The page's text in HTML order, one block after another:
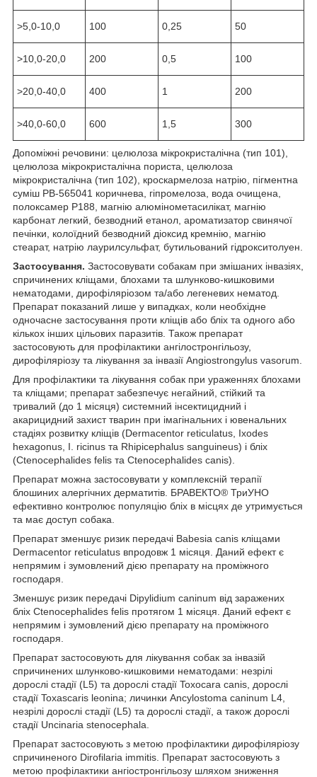
>5,0-10,0 100 0,25 50
>10,0-20,0 200 0,5 100
>20,0-40,0 400 1 200
>40,0-60,0 600 1,5 300
Допоміжні речовини: целюлоза мікрокристалічна (тип 101),
целюлоза мікрокристалічна пориста, целюлоза
мікрокристалічна (тип 102), кроскармелоза натрію, пігментна
суміш PB-565041 коричнева, гіпромелоза, вода очищена,
полоксамер P188, магнію алюмінометасилікат, магнію
карбонат легкий, безводний етанол, ароматизатор свинячої
печінки, колоїдний безводний діоксид кремнію, магнію
стеарат, натрію лаурилсульфат, бутильований гідрокситолуен.
Застосування. Застосовувати собакам при змішаних інвазіях,
спричинених кліщами, блохами та шлунково-кишковими
нематодами, дирофіляріозом та/або легеневих нематод.
Препарат показаний лише у випадках, коли необхідне
одночасне застосування проти кліщів або бліх та одного або
кількох інших цільових паразитів. Також препарат
застосовують для профілактики ангілостронгільозу,
дирофіляріозу та лікування за інвазії Angiostrongylus vasorum.
Для профілактики та лікування собак при ураженнях блохами
та кліщами; препарат забезпечує негайний, стійкий та
тривалий (до 1 місяця) системний інсектицидний і
акарицидний захист тварин при імагінальних і ювенальних
стадіях розвитку кліщів (Dermacentor reticulatus, Ixodes
hexagonus, I. ricinus та Rhipicephalus sanguineus) і бліх
(Ctenocephalides felis та Ctenocephalides canis).
Препарат можна застосовувати у комплексній терапії
блошиних алергічних дерматитів. БРАВЕКТО® ТриУНО
ефективно контролює популяцію бліх в місцях де утримується
та має доступ собака.
Препарат зменшує ризик передачі Babesia canis кліщами
Dermacentor reticulatus впродовж 1 місяця. Даний ефект є
непрямим і зумовлений дією препарату на проміжного
господаря.
Зменшує ризик передачі Dipylidium caninum від заражених
бліх Ctenocephalides felis протягом 1 місяця. Даний ефект є
непрямим і зумовлений дією препарату на проміжного
господаря.
Препарат застосовують для лікування собак за інвазій
спричинених шлунково-кишковими нематодами: незрілі
дорослі стадії (L5) та дорослі стадії Toxocara canis, дорослі
стадії Toxascaris leonina; личинки Ancylostoma caninum L4,
незрілі дорослі стадії (L5) та дорослі стадії, а також дорослі
стадії Uncinaria stenocephala.
Препарат застосовують з метою профілактики дирофіляріозу
спричиненого Dirofilaria immitis. Препарат застосовують з
метою профілактики ангіостронгільозу шляхом зниження